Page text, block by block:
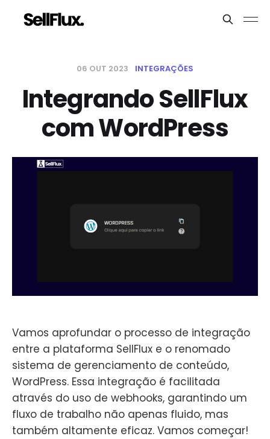
06 OUT 2023 INTEGRAÇÕES
Integrando SellFlux
com WordPress
Vamos aprofundar o processo de integração
entre a plataforma SellFlux e o renomado
sistema de gerenciamento de conteúdo,
WordPress. Essa integração é facilitada
através do uso de webhooks, garantindo um
fluxo de trabalho não apenas fluido, mas
também altamente eficaz. Vamos começar!